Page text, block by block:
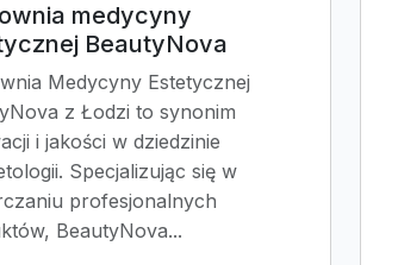
medycyny
BeautyNova
Medycyny Estetycznej
z Łodzi to synonim
i jakości w dziedzinie
Specjalizując się w
profesjonalnych
BeautyNova...